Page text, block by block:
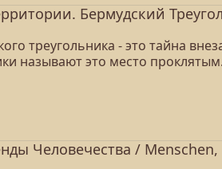
Бермудский
треугольника - это тайна
называют это место
Человечества / Menschen,